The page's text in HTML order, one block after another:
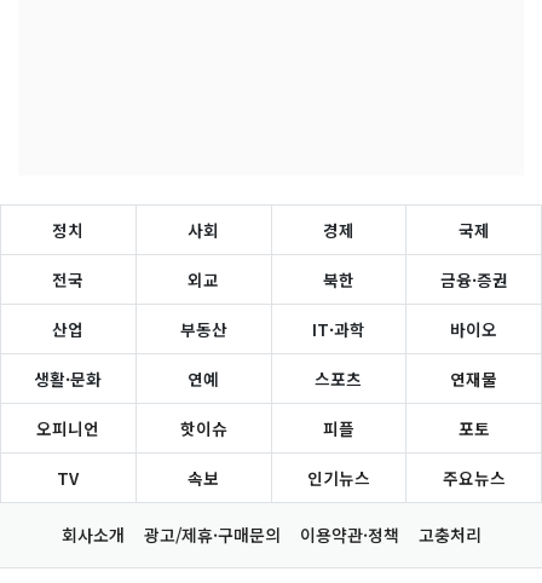
정치 사회 경제 국제
전국 외교 북한 금융·증권
산업 부동산 IT·과학 바이오
생활·문화 연예 스포츠 연재물
오피니언 핫이슈 피플 포토
TV 속보 인기뉴스 주요뉴스
회사소개 광고/제휴·구매문의 이용약관·정책 고충처리